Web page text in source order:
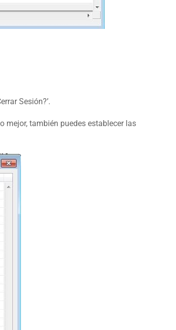
Sesión?’.
mejor, también puedes establecer las